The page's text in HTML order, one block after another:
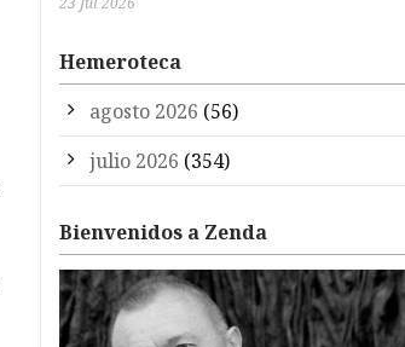
Hemeroteca
agosto 2026 (56)
julio 2026 (354)
Bienvenidos a Zenda